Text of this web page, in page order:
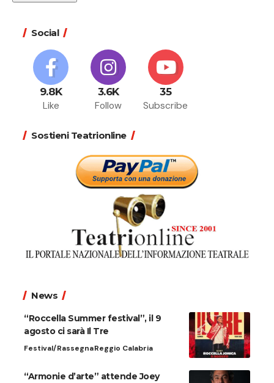
Social
9.8K
Like
3.6K
Follow
35
Subscribe
Sostieni Teatrionline
News
“Roccella Summer festival”, il 9
agosto ci sarà Il Tre
Festival/RassegnaReggio Calabria
“Armonie d’arte” attende Joey